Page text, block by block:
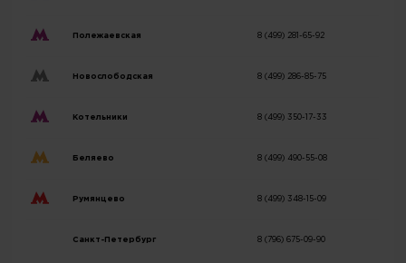
Полежаевская 8 (499) 281-65-92
Новослободская 8 (499) 286-85-75
Котельники 8 (499) 350-17-33
Беляево 8 (499) 490-55-08
Румянцево 8 (499) 348-15-09
Санкт-Петербург 8 (796) 675-09-90